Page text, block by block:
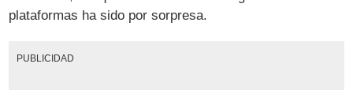
plataformas ha sido por sorpresa.
PUBLICIDAD